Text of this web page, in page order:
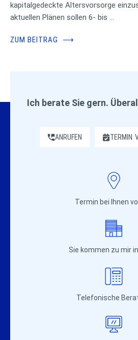
kapitalgedeckte Altersvorsorge
aktuellen Plänen sollen 6- bis …
ZUM BEITRAG ⟶
Ich berate Sie gern.
ANRUFEN TERMIN
Termin bei Ihnen
Sie kommen zu mir
Telefonische